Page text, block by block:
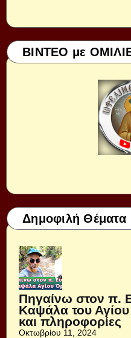
ΒΙΝΤΕΟ με
Δημοφιλή Θέματα
Πηγαίνω στον π.
Καψάλα του
και πληροφορίες
Οκτωβρίου 11, 2024